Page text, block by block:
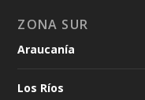
ZONA SUR
Araucanía
Los Ríos